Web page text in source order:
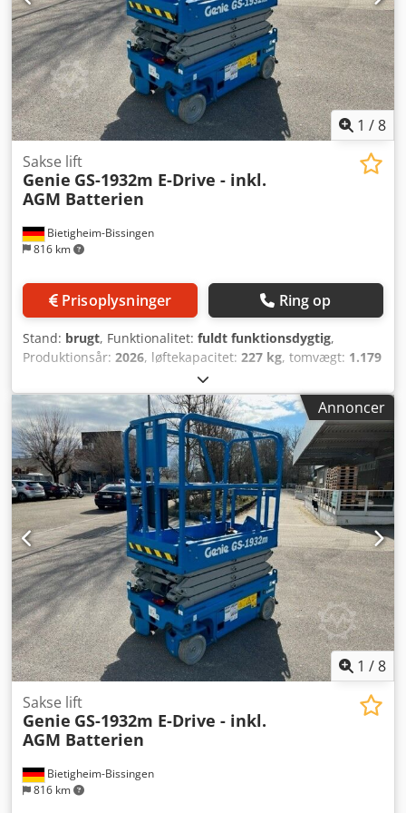
1 /8
Bietigheim-Bissingen
816 km
Sakse lift
Genie GS-1932m E-Drive - inkl.
AGM Batterien
Prisoplysninger Ring op
Stand: brugt, Funktionalitet: fuldt funktionsdygtig,
Produktionsår: 2026, løftekapacitet: 227 kg, tomvægt: 1.179
1.970 mm, brændstoftype:
samlet længde:1.400 mm, drivtype:Elektro,
konstruktionsbredde:810 mm, arbejdshøjde:7.550 mm,
Saksearbejdsplatform Crjdpfx Absyr T Nbo Rjf Teknisk
stand: Ny
Annoncer
1 /8
Bietigheim-Bissingen
816 km
Sakse lift
Genie GS-1932m E-Drive - inkl.
AGM Batterien